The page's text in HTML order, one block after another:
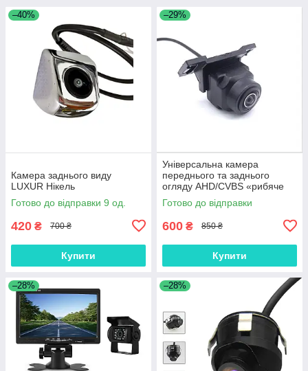
–40%
Камера заднього виду
LUXUR Нікель
Готово до відправки 9 од.
420 ₴ 700 ₴
Купити
–29%
Універсальна камера
переднього та заднього
огляду AHD/CVBS «рибяче
око» 1920*1080
Готово до відправки
600 ₴ 850 ₴
Купити
–28% –28%